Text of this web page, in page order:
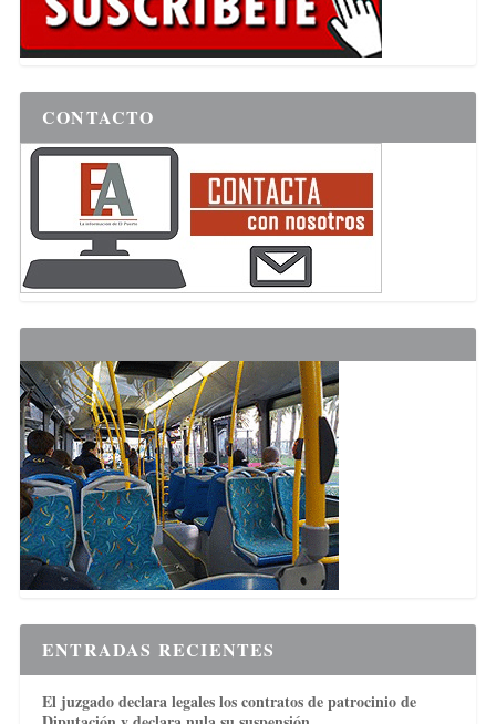
CONTACTO
ENTRADAS RECIENTES
El juzgado declara legales los contratos de patrocinio de